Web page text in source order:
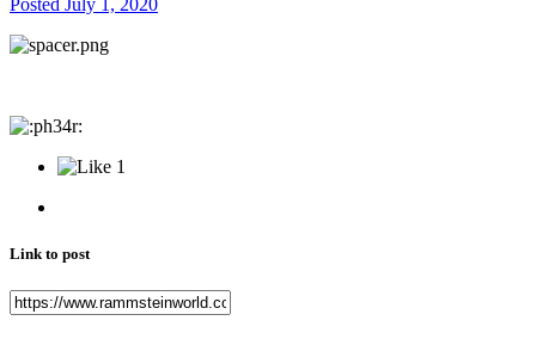
Posted July 1, 2020
1
Link to post